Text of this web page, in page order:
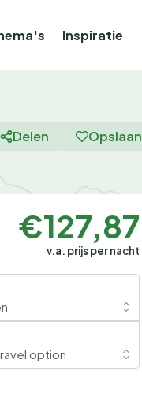
Inspiratie
Delen Opslaan
€127,87
v.a. prijs per nacht
option